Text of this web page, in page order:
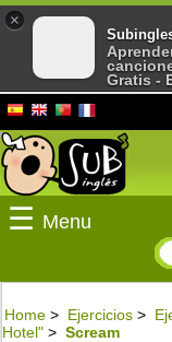
☰ Menu
Home > Ejercicios >
Hotel" > Scream
×
Gratis -